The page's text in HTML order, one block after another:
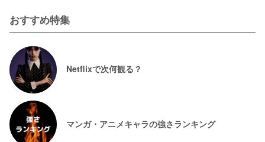
おすすめ特集
Netflixで次何観る？
マンガ・アニメキャラの強さランキング